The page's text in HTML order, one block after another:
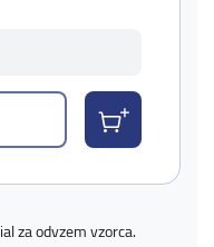
za odvzem vzorca.